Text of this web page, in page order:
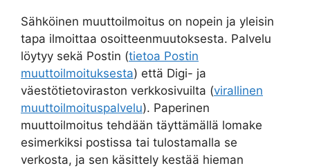
Sähköinen muuttoilmoitus on nopein ja yleisin
tapa ilmoittaa osoitteenmuutoksesta. Palvelu
löytyy sekä Postin (tietoa Postin
muuttoilmoituksesta) että Digi- ja
väestötietoviraston verkkosivuilta (virallinen
muuttoilmoituspalvelu). Paperinen
muuttoilmoitus tehdään täyttämällä lomake
esimerkiksi postissa tai tulostamalla se
verkosta, ja sen käsittely kestää hieman